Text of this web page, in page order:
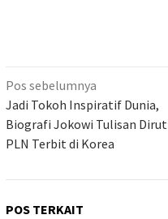
Navigasi
pos
Pos sebelumnya
Jadi Tokoh Inspiratif Dunia,
Biografi Jokowi Tulisan Dirut
PLN Terbit di Korea
POS TERKAIT